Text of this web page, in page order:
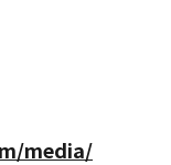
media/